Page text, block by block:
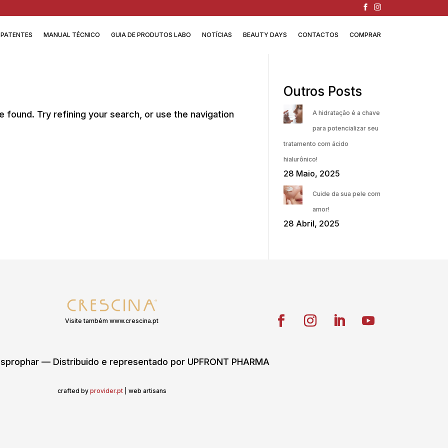
PATENTES MANUAL TÉCNICO GUIA DE PRODUTOS LABO NOTÍCIAS BEAUTY DAYS CONTACTOS COMPRAR
found. Try refining your search, or use the navigation
Outros Posts
A hidratação é a chave
para potencializar seu
tratamento com ácido
hialurônico!
28 Maio, 2025
Cuide da sua pele com
amor!
28 Abril, 2025
Visite também www.crescina.pt
— Distribuido e representado por UPFRONT PHARMA
crafted by provider.pt | web artisans